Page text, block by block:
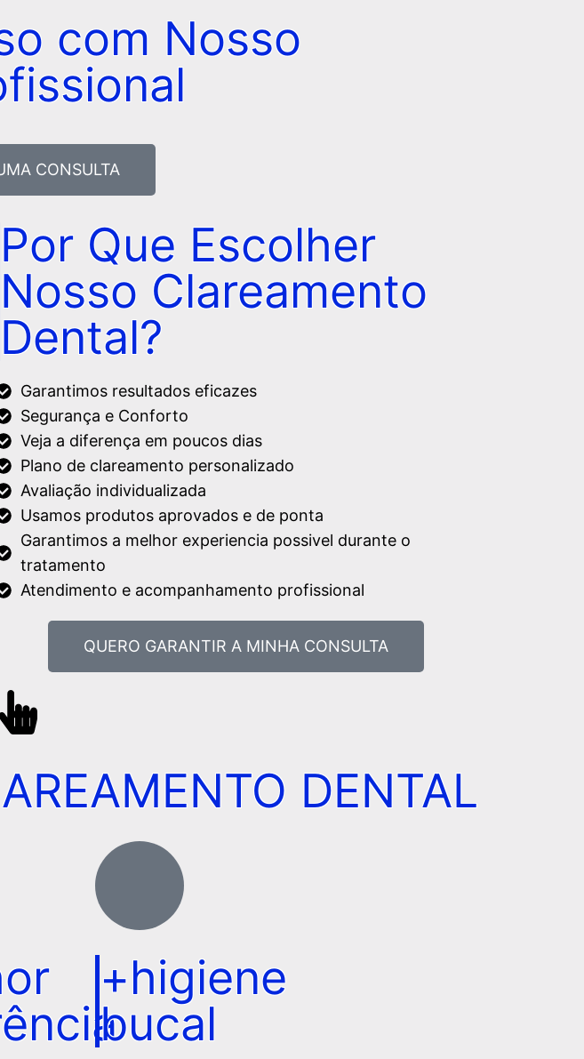
com Nosso
CONSULTA
Por Que Escolher
Nosso Clareamento
Dental?
Garantimos resultados eficazes
Segurança e Conforto
Veja a diferença em poucos dias
Plano de clareamento personalizado
Avaliação individualizada
Usamos produtos aprovados e de ponta
Garantimos a melhor experiencia possivel durante o
tratamento
Atendimento e acompanhamento profissional
QUERO GARANTIR A MINHA CONSULTA
DENTAL
+higiene
bucal